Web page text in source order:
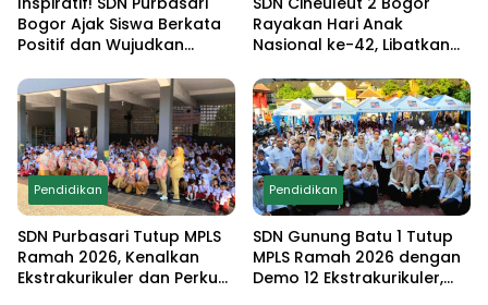
Bogor Ajak Siswa Berkata
Positif dan Wujudkan
Rayakan Hari Anak
Nasional ke-42, Libatkan
Lomba Edukatif untuk
Cetak Generasi
Berprestasi
Pendidikan
SDN Purbasari Tutup MPLS
Ramah 2026, Kenalkan
Ekstrakurikuler dan Perkuat
Pendidikan
SDN Gunung Batu 1 Tutup
MPLS Ramah 2026 dengan
Demo 12 Ekstrakurikuler,